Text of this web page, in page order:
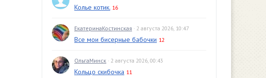
Колье котик. 16
ЕкатеринаКостинская · 2 августа 2026, 10:47
Все мои бисерные бабочки 12
ОльгаМинск · 2 августа 2026, 00:43
Кольцо скибочка 11